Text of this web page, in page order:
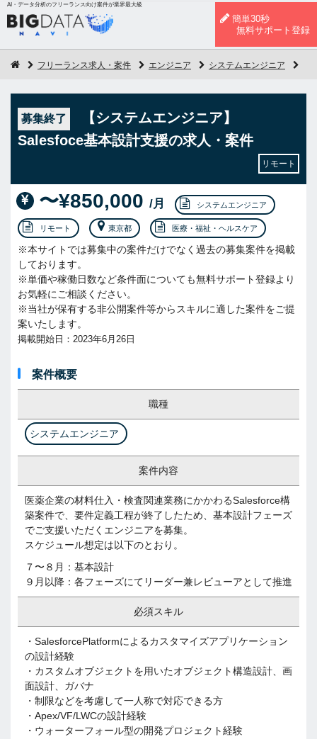
AI・データ分析のフリーランス向け案件が業界最大級
簡単30秒
無料サポート登録
フリーランス求人・案件 エンジニア システムエンジニア
募集終了
【システムエンジニア】
Salesfoce基本設計支援の求人・案件
リモート
〜¥850,000 /月 システムエンジニア
リモート 東京都 医療・福祉・ヘルスケア
※本サイトでは募集中の案件だけでなく過去の募集案件を掲載
しております。
※単価や稼働日数など条件面についても無料サポート登録より
お気軽にご相談ください。
※当社が保有する非公開案件等からスキルに適した案件をご提
案いたします。
掲載開始日：2023年6月26日
案件概要
職種
システムエンジニア
案件内容
医薬企業の材料仕入・検査関連業務にかかわるSalesforce構
築案件で、要件定義工程が終了したため、基本設計フェーズ
でご支援いただくエンジニアを募集。
スケジュール想定は以下のとおり。
７〜８月：基本設計
９月以降：各フェーズにてリーダー兼レビューアとして推進
必須スキル
・SalesforcePlatformによるカスタマイズアプリケーション
の設計経験
・カスタムオブジェクトを用いたオブジェクト構造設計、画
面設計、ガバナ
・制限などを考慮して一人称で対応できる方
・Apex/VF/LWCの設計経験
・ウォーターフォール型の開発プロジェクト経験